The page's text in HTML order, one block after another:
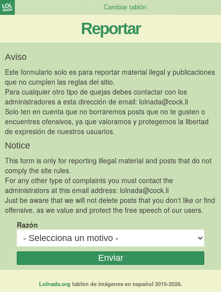
Reportar
Aviso
Este formulario solo es para reportar material ilegal y publicaciones
que no cumplen las reglas del sitio.
Para cualquier otro tipo de quejas debes contactar con los
administradores a esta dirección de email: lolnada@cock.li
Solo ten en cuenta que no borraremos posts que no te gusten o
encuentres ofensivos, ya que valoramos y protegemos la libertad
de expresión de nuestros usuarios.
Notice
This form is only for reporting illegal material and posts that do not
comply the site rules.
For any other type of complaints you must contact the
administrators at this email address: lolnada@cock.li
Just be aware that we will not delete posts that you don't like or find
offensive, as we value and protect the free speech of our users.
Razón
Lolnada.org tablón de imágenes en español 2015-2026.